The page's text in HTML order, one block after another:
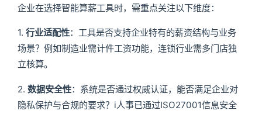
企业在选择智能算薪工具时，需重点关注以下维度：
1. 行业适配性：工具是否支持企业特有的薪资结构与业务
场景？例如制造业需计件工资功能，连锁行业需多门店独
立核算。
2. 数据安全性：系统是否通过权威认证，能否满足企业对
隐私保护与合规的要求？i人事已通过ISO27001信息安全